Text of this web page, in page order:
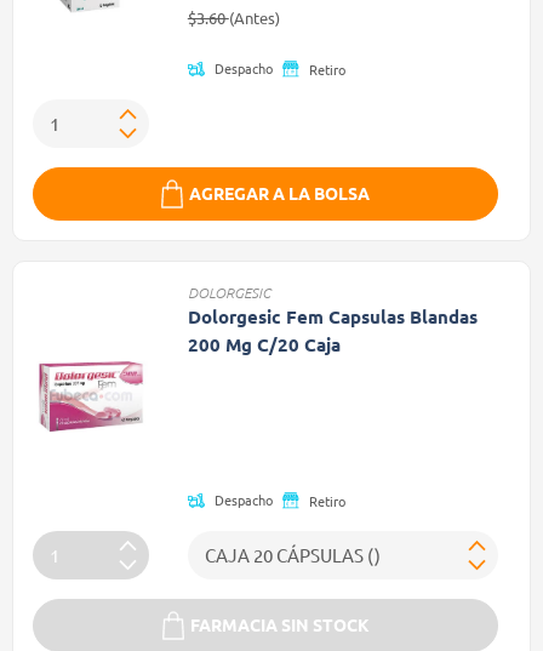
Precio reducido de
$3.60(Antes)(Oferta)
Despacho Retiro
AGREGAR A LA BOLSA
DOLORGESIC
Dolorgesic Fem Capsulas Blandas
200 Mg C/20 Caja
Despacho Retiro
FARMACIA SIN STOCK